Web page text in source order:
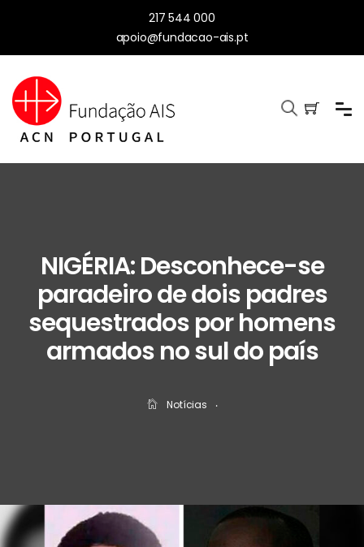
217 544 000
apoio@fundacao-ais.pt
NIGÉRIA: Desconhece-se
paradeiro de dois padres
sequestrados por homens
armados no sul do país
Notícias ‧